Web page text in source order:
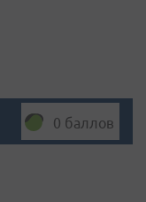
0 баллов